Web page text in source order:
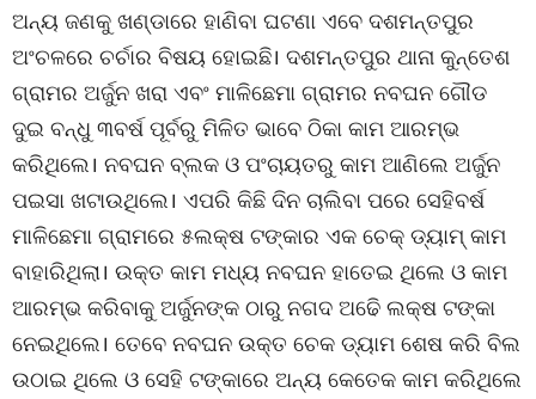
ଅନ୍ୟ ଜଣକୁ ଖଣ୍ଡାରେ ହାଣିବା ଘଟଣା ଏବେ ଦଶମନ୍ତପୁର
ଅଂଚଳରେ ଚର୍ଚାର ବିଷୟ ହୋଇଛି। ଦଶମନ୍ତପୁର ଥାନା କୁନ୍ତେଶ
ଗ୍ରାମର ଅର୍ଜୁନ ଖରା ଏବଂ ମାଳିଛେମା ଗ୍ରାମର ନବଘନ ଗୌଡ
ଦୁଇ ବନ୍ଧୁ ୩ବର୍ଷ ପୂର୍ବରୁ ମିଳିତ ଭାବେ ଠିକା କାମ ଆରମ୍ଭ
କରିଥିଲେ। ନବଘନ ବ୍ଲକ ଓ ପଂଚାୟତରୁ କାମ ଆଣିଲେ ଅର୍ଜୁନ
ପଇସା ଖଟାଉଥିଲେ। ଏପରି କିଛି ଦିନ ଚାଲିବା ପରେ ସେହିବର୍ଷ
ମାଳିଛେମା ଗ୍ରାମରେ ୫ଲକ୍ଷ ଟଙ୍କାର ଏକ ଚେକ୍ ଡ୍ୟାମ୍ କାମ
ବାହାରିଥିଲା। ଉକ୍ତ କାମ ମଧ୍ୟ ନବଘନ ହାତେଇ ଥିଲେ ଓ କାମ
ଆରମ୍ଭ କରିବାକୁ ଅର୍ଜୁନଙ୍କ ଠାରୁ ନଗଦ ଅଢେି ଲକ୍ଷ ଟଙ୍କା
ନେଇଥିଲେ। ତେବେ ନବଘନ ଉକ୍ତ ଚେକ ଡ୍ୟାମ ଶେଷ କରି ବିଲ
ଉଠାଇ ଥିଲେ ଓ ସେହି ଟଙ୍କାରେ ଅନ୍ୟ କେତେକ କାମ କରିଥିଲେ